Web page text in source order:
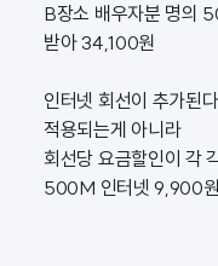
B장소 배우자분 명의
받아 34,100원
인터넷 회선이 추가된
적용되는게 아니라
회선당 요금할인이 각
500M 인터넷 9,900